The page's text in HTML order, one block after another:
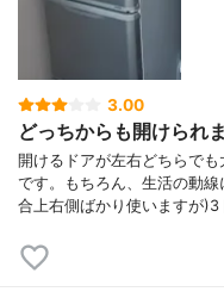
3.00
どっちからも開けられ
開けるドアが左右どちらで
です。もちろん、生活の動
合上右側ばかり使いますが